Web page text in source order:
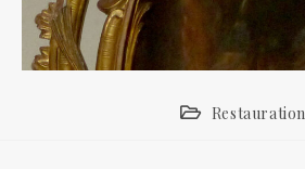
Restauration